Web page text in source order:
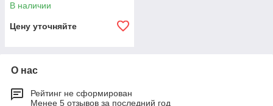
В наличии
Цену уточняйте
О нас
Рейтинг не сформирован
Менее 5 отзывов за последний год